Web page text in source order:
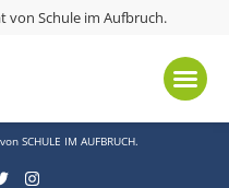
von Schule im Aufbruch.
SCHULE IM AUFBRUCH.